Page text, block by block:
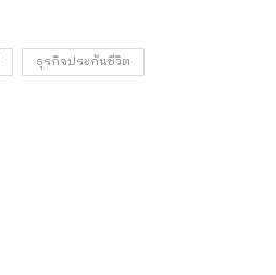
ธุรกิจประกันชีวิต